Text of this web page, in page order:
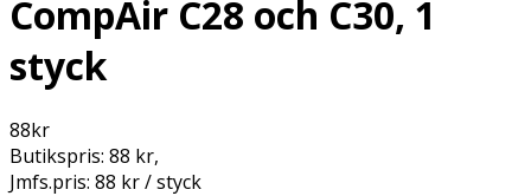
CompAir C28 och C30, 1
styck
88kr
Butikspris: 88 kr,
Jmfs.pris: 88 kr / styck